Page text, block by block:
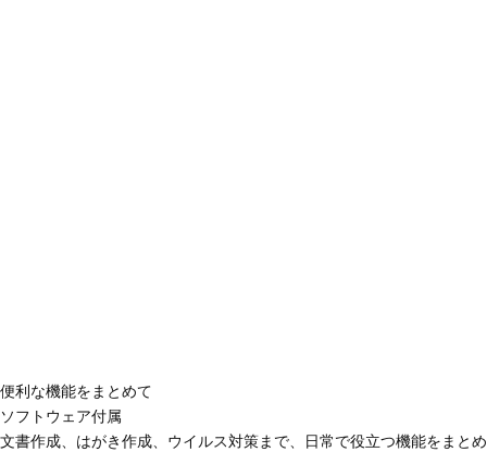
便利な機能をまとめて
ソフトウェア付属
文書作成、はがき作成、ウイルス対策まで、日常で役立つ機能をまと